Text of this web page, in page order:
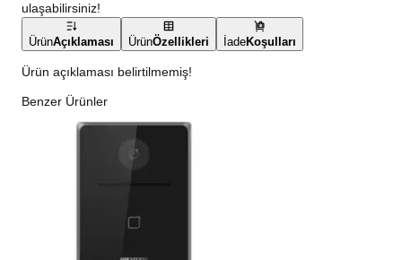
ulaşabilirsiniz!
ÜrünAçıklaması ÜrünÖzellikleri İadeKoşulları
Ürün açıklaması belirtilmemiş!
Benzer Ürünler